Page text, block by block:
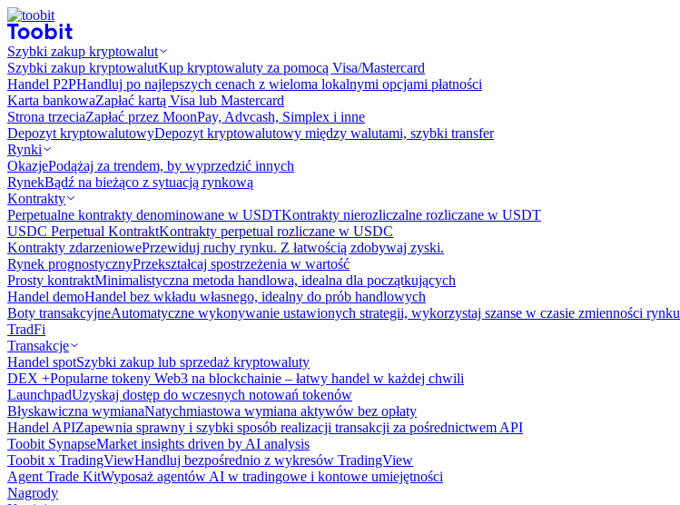
Szybki zakup kryptowalut
Szybki zakup kryptowalutKup kryptowaluty za pomocą Visa/Mastercard
Handel P2PHandluj po najlepszych cenach z wieloma lokalnymi opcjami płatności
Karta bankowaZapłać kartą Visa lub Mastercard
Strona trzeciaZapłać przez MoonPay, Advcash, Simplex i inne
Depozyt kryptowalutowyDepozyt kryptowalutowy między walutami, szybki transfer
Rynki
OkazjePodążaj za trendem, by wyprzedzić innych
RynekBądź na bieżąco z sytuacją rynkową
Kontrakty
Perpetualne kontrakty denominowane w USDTKontrakty nierozliczalne rozliczane w USDT
USDC Perpetual KontraktKontrakty perpetual rozliczane w USDC
Kontrakty zdarzeniowePrzewiduj ruchy rynku. Z łatwością zdobywaj zyski.
Rynek prognostyczny​​Przekształcaj spostrzeżenia w wartość
Prosty kontraktMinimalistyczna metoda handlowa, idealna dla początkujących
Handel demoHandel bez wkładu własnego, idealny do prób handlowych
Boty transakcyjneAutomatyczne wykonywanie ustawionych strategii, wykorzystaj szanse w czasie zmienności rynku
TradFi
Transakcje
Handel spotSzybki zakup lub sprzedaż kryptowaluty
DEX +Popularne tokeny Web3 na blockchainie – łatwy handel w każdej chwili
LaunchpadUzyskaj dostęp do wczesnych notowań tokenów
Błyskawiczna wymianaNatychmiastowa wymiana aktywów bez opłaty
Handel APIZapewnia sprawny i szybki sposób realizacji transakcji za pośrednictwem API
Toobit SynapseMarket insights driven by AI analysis
Toobit x TradingViewHandluj bezpośrednio z wykresów TradingView
Agent Trade KitWyposaż agentów AI w tradingowe i kontowe umiejętności
Nagrody